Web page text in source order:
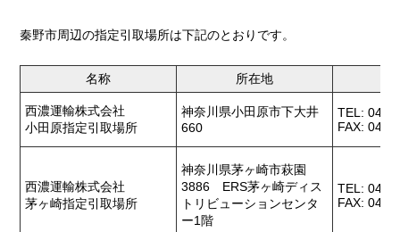
秦野市周辺の指定引取場所は下記のとおりです。
名称 所在地
西濃運輸株式会社
小田原指定引取場所
神奈川県小田原市下大井
660
TEL:
FAX:
西濃運輸株式会社
茅ヶ崎指定引取場所
神奈川県茅ヶ崎市萩園
3886 ERS茅ヶ崎ディス
トリビューションセンタ
ー1階
TEL:
FAX: